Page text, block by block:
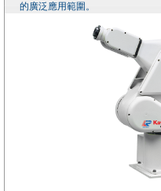
的廣泛應用範圍。